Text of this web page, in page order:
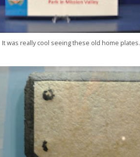
It was really cool seeing these old home plates.